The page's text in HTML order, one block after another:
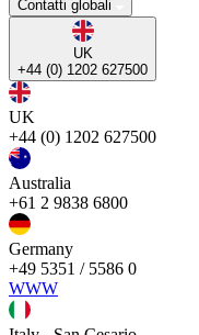
Contatti globali
UK
+44 (0) 1202 627500
UK
+44 (0) 1202 627500
Australia
+61 2 9838 6800
Germany
+49 5351 / 5586 0
WWW